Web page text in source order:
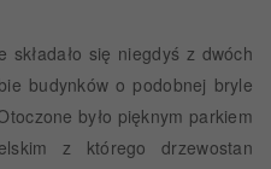
składało się niegdyś z dwóch
budynków o podobnej bryle
było pięknym parkiem
z którego drzewostan